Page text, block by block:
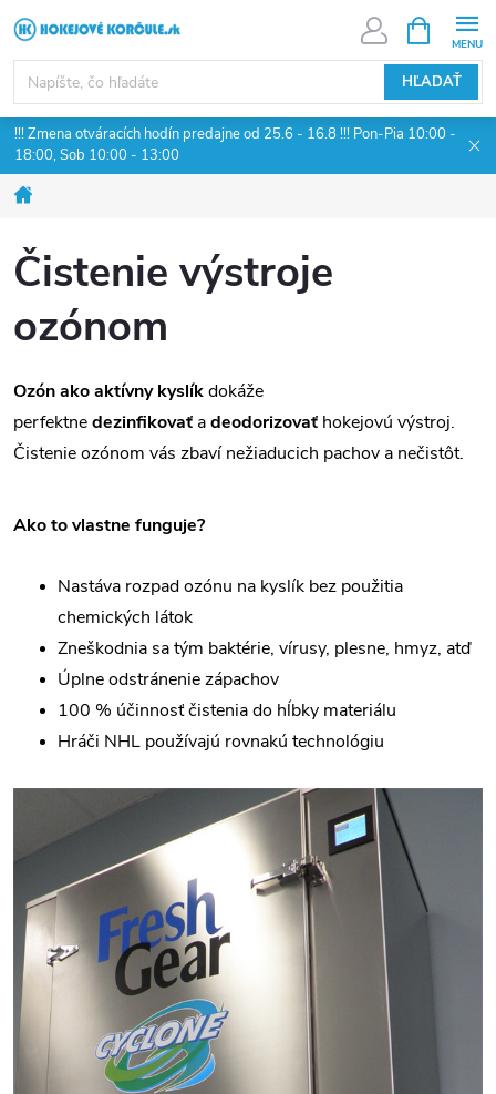
Prejsť
na
obsah
HĽADAŤ
KOŠÍK
!!! Zmena otváracích hodín predajne od 25.6 - 16.8 !!! Pon-Pia 10:00 -
18:00, Sob 10:00 - 13:00
Čistenie výstroje
ozónom
Ozón ako aktívny kyslíkdokáže
perfektnedezinfikovať adeodorizovať hokejovú výstroj.
Čistenie ozónom vás zbaví nežiaducich pachov a nečistôt.
Ako to vlastne funguje?
Nastáva rozpad ozónu na kyslík bez použitia
chemických látok
Zneškodnia sa tým baktérie, vírusy, plesne, hmyz, atď
Úplne odstránenie zápachov
100 % účinnosť čistenia do hĺbky materiálu
Hráči NHL používajú rovnakú technológiu